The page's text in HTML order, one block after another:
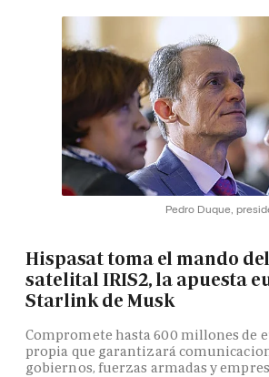
Pedro Duque,
Hispasat toma el mando
satelital IRIS2, la apuesta
Starlink de Musk
Compromete hasta 600 millones de
propia que garantizará
gobiernos, fuerzas armadas y